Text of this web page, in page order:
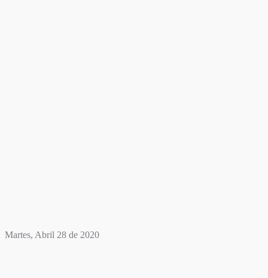
Martes, Abril 28 de 2020